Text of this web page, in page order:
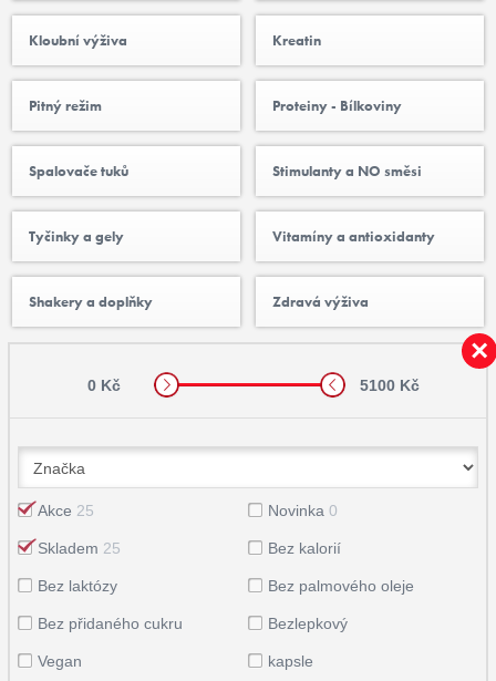
Kloubní výživa Kreatin
Pitný režim Proteiny - Bílkoviny
Spalovače tuků Stimulanty a NO směsi
Tyčinky a gely Vitamíny a antioxidanty
Shakery a doplňky Zdravá výživa
0 Kč 5100 Kč
Akce 25 Novinka 0
Skladem 25 Bez kalorií
Bez laktózy Bez palmového oleje
Bez přidaného cukru Bezlepkový
Vegan kapsle